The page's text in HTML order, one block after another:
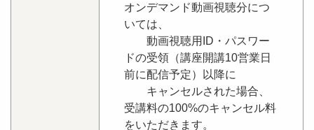
オンデマンド動画視聴分につ
いては、
動画視聴用ID・パスワー
ドの受領（講座開講10営業日
前に配信予定）以降に
キャンセルされた場合、
受講料の100%のキャンセル料
をいただきます。